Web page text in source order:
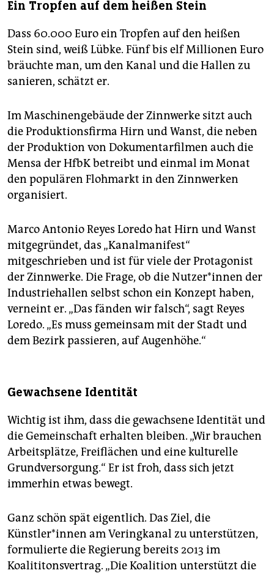
Ein Tropfen auf dem heißen Stein
Dass 60.000 Euro ein Tropfen auf den heißen
Stein sind, weiß Lübke. Fünf bis elf Millionen Euro
bräuchte man, um den Kanal und die Hallen zu
sanieren, schätzt er.
Im Maschinengebäude der Zinnwerke sitzt auch
die Produktionsfirma Hirn und Wanst, die neben
der Produktion von Dokumentarfilmen auch die
Mensa der HfbK betreibt und einmal im Monat
den populären Flohmarkt in den Zinnwerken
organisiert.
Marco Antonio Reyes Loredo hat Hirn und Wanst
mitgegründet, das „Kanalmanifest“
mitgeschrieben und ist für viele der Protagonist
der Zinnwerke. Die Frage, ob die Nutzer*innen der
Industriehallen selbst schon ein Konzept haben,
verneint er. „Das fänden wir falsch“, sagt Reyes
Loredo. „Es muss gemeinsam mit der Stadt und
dem Bezirk passieren, auf Augenhöhe.“
Gewachsene Identität
Wichtig ist ihm, dass die gewachsene Identität und
die Gemeinschaft erhalten bleiben. „Wir brauchen
Arbeitsplätze, Freiflächen und eine kulturelle
Grundversorgung.“ Er ist froh, dass sich jetzt
immerhin etwas bewegt.
Ganz schön spät eigentlich. Das Ziel, die
Künstler*innen am Veringkanal zu unterstützen,
formulierte die Regierung bereits 2013 im
Koalititonsvertrag. „Die Koalition unterstützt die